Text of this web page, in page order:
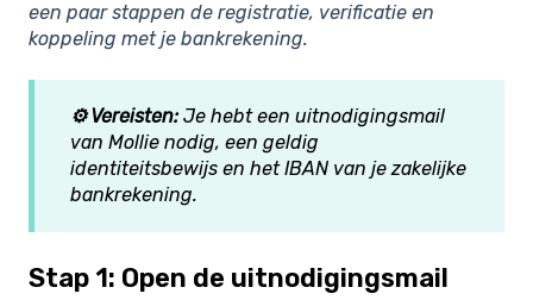
een paar stappen de registratie, verificatie en
koppeling met je bankrekening.
⚙️ Vereisten: Je hebt een uitnodigingsmail
van Mollie nodig, een geldig
identiteitsbewijs en het IBAN van je zakelijke
bankrekening.
Stap 1: Open de uitnodigingsmail